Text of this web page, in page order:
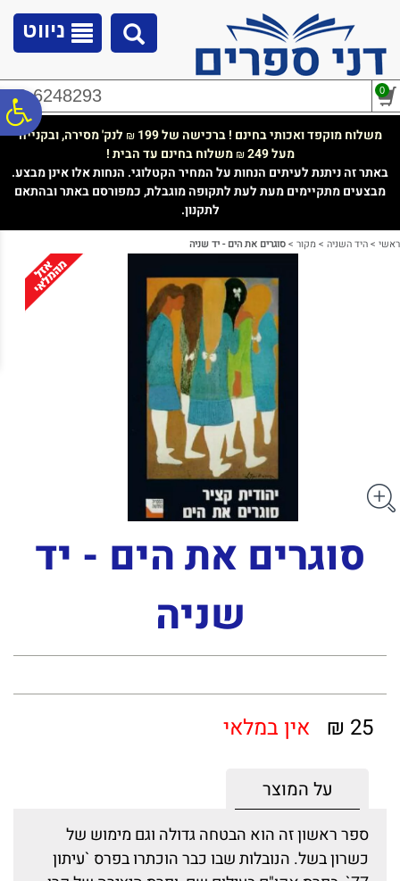
נגישות
ניווט
02-6248293 0
משלוח מוקפד ואכותי בחינם ! ברכישה של 199 ₪ לנק' מסירה, ובקנייה
מעל 249
₪משלוח בחינם עד הבית !
באתר זה ניתנת לעיתים הנחות על המחיר הקטלוגי. הנחות אלו אינן מבצע.
מבצעים מתקיימים מעת לעת לתקופה מוגבלת, כמפורסם באתר ובהתאם
לתקנון.
ראשי >היד השניה >מקור >סוגרים את הים - יד שניה
סוגרים את הים - יד
שניה
25 ₪ אין במלאי
על המוצר
ספר ראשון זה הוא הבטחה גדולה וגם מימוש של
כשרון בשל. הנובלות שבו כבר הוכתרו בפרס `עיתון